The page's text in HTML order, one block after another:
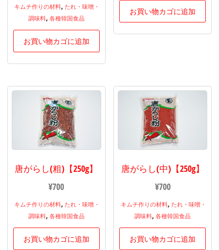
キムチ作りの材料, たれ・味噌・
調味料, 各種韓国食品
お買い物カゴに追加
お買い物カゴに追加
唐がらし(粗)【250g】
¥700
キムチ作りの材料, たれ・味噌・
調味料, 各種韓国食品
お買い物カゴに追加
唐がらし(中)【250g】
¥700
キムチ作りの材料, たれ・味噌・
調味料, 各種韓国食品
お買い物カゴに追加